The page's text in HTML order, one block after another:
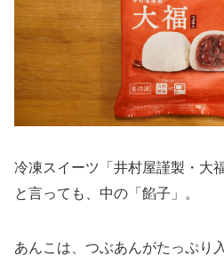
冷凍スイーツ「井村屋謹製・大
と言っても、中の「餡子」。
あんこは、つぶあんがたっぷり